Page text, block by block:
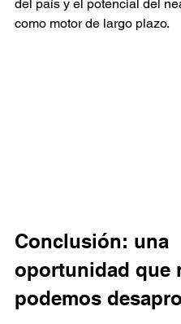
del país y el potencial del
como motor de largo plazo.
Conclusión: una
oportunidad que
podemos